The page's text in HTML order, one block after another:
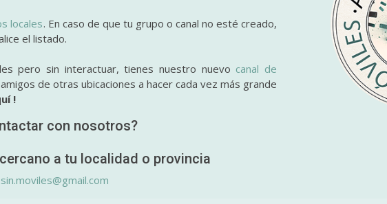
locales. En caso de que tu grupo o canal no esté creado,
el listado.
pero sin interactuar, tienes nuestro nuevo canal de
de otras ubicaciones a hacer cada vez más grande
!
con nosotros?
a tu localidad o provincia